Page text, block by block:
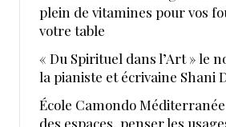
plein de vitamines pour vos
votre table
« Du Spirituel dans l’Art » le
la pianiste et écrivaine Shani
École Camondo
des espaces, penser les